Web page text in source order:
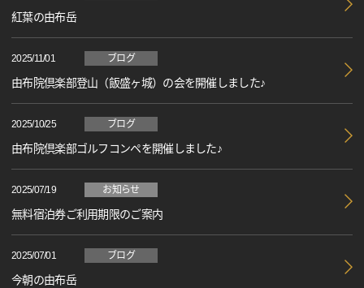
紅葉の由布岳
2025/11/01 ブログ
由布院倶楽部登山（飯盛ヶ城）の会を開催しました♪
2025/10/25 ブログ
由布院倶楽部ゴルフコンペを開催しました♪
2025/07/19 お知らせ
無料宿泊券ご利用期限のご案内
2025/07/01 ブログ
今朝の由布岳